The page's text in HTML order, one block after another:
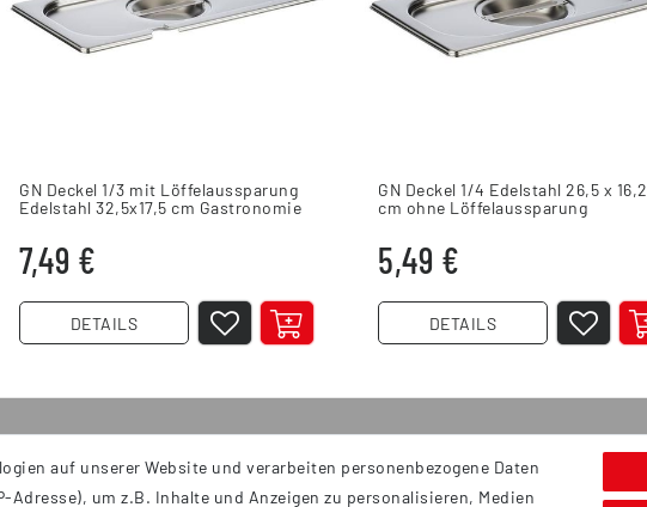
GN Deckel 1/3 mit Löffelaussparung
Edelstahl 32,5x17,5 cm Gastronomie
7,49 €
DETAILS
GN Deckel 1/4 Edelstahl 26,5 x 16,2
cm ohne Löffelaussparung
5,49 €
DETAILS
Service
auf unserer Website und verarbeiten personenbezogene Daten
um z.B. Inhalte und Anzeigen zu personalisieren, Medien